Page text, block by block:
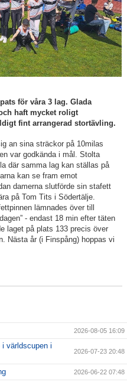
för våra 3 lag. Glada
haft mycket roligt
fint arrangerad stortävling.
an sina sträckor på 10milas
var godkända i mål. Stolta
där samma lag kan ställas på
kan se fram emot
damerna slutförde sin stafett
på Tom Tits i Södertälje.
lämnades över till
- endast 18 min efter täten
laget på plats 133 precis över
Nästa år (i Finspång) hoppas vi
2026-08-05 16:09
i världscupen i
2026-07-23 20:48
2026-06-22 07:48